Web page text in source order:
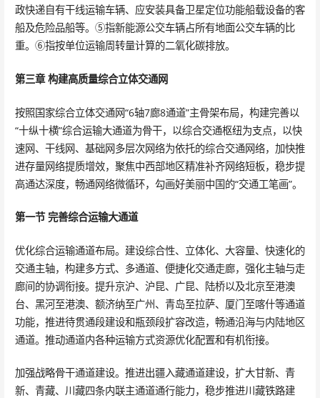
政快递自有干线运输车辆、应安装具备卫星定位功能船载设备的客
船及危险品船等。⑤指新能源公交车辆占所有地面公交车辆的比
重。⑥指按单位运输周转量计算的二氧化碳排放。
第三章 构建高质量综合立体交通网
按照国家综合立体交通网“6轴7廊8通道”主骨架布局，构建完善以
“十纵十横”综合运输大通道为骨干，以综合交通枢纽为支点，以快
速网、干线网、基础网多层次网络为依托的综合交通网络，加快推
进存量网络提质增效，聚焦中西部地区精准补齐网络短板，稳步提
高通达深度，畅通网络微循环，勾画好美丽中国的“交通工笔画”。
第一节 完善综合运输大通道
优化综合运输通道布局。建设综合性、立体化、大容量、快速化的
交通主轴，构建多方式、多通道、便捷化交通走廊，强化主轴与走
廊间的协调衔接。提升京沪、沪昆、广昆、陆桥以及北京至港澳
台、黑河至港澳、额济纳至广州、青岛至拉萨、厦门至喀什等通道
功能，推进待贯通段建设和瓶颈段扩容改造，畅通沿海与内陆地区
通道。推动通道内各种运输方式资源优化配置和有机衔接。
加强战略骨干通道建设。推进出疆入藏通道建设，扩大甘新、青
新、青藏、川藏四条内联主通道通行能力，稳步推进川藏铁路建